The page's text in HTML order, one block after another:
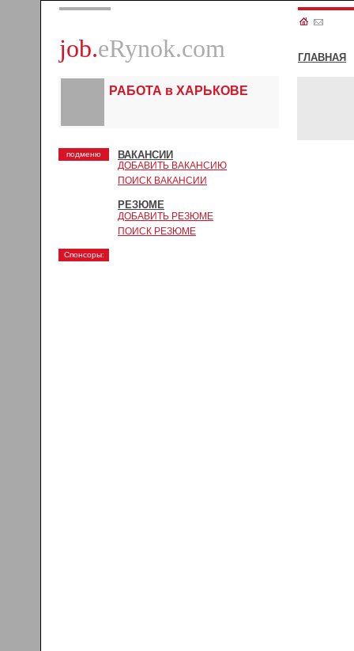
job.eRynok.com ГЛАВНАЯ
РАБОТА в ХАРЬКОВЕ
подменю ВАКАНСИИ
ДОБАВИТЬ ВАКАНСИЮ
ПОИСК ВАКАНСИИ
РЕЗЮМЕ
ДОБАВИТЬ РЕЗЮМЕ
ПОИСК РЕЗЮМЕ
Спонсоры: